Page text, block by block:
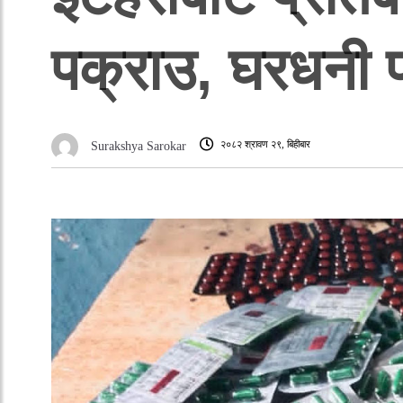
पक्राउ, घरधनी
Surakshya Sarokar २०८२ श्रावण २९, बिहीबार